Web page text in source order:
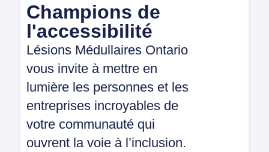
Champions de
l'accessibilité
Lésions Médullaires Ontario
vous invite à mettre en
lumière les personnes et les
entreprises incroyables de
votre communauté qui
ouvrent la voie à l’inclusion.